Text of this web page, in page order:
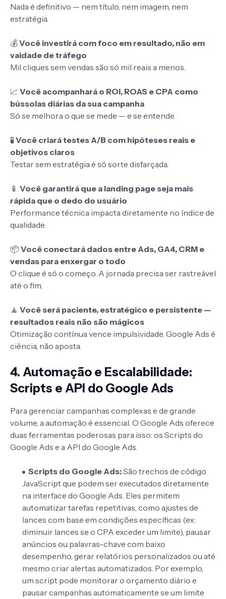
Nada é definitivo — nem título, nem imagem, nem
estratégia.
💰Você investirá com foco em resultado, não em
vaidade de tráfego
Mil cliques sem vendas são só mil reais a menos.
📈 Você acompanhará o ROI, ROAS e CPA como
bússolas diárias da sua campanha
Só se melhora o que se mede — e se entende.
🧪 Você criará testes A/B com hipóteses reais e
objetivos claros
Testar sem estratégia é só sorte disfarçada.
📱 Você garantirá que a landing page seja mais
rápida que o dedo do usuário
Performance técnica impacta diretamente no índice de
qualidade.
📦 Você conectará dados entre Ads, GA4, CRM e
vendas para enxergar o todo
O clique é só o começo. A jornada precisa ser rastreável
até o fim.
🧘 Você será paciente, estratégico e persistente —
resultados reais não são mágicos
Otimização contínua vence impulsividade. Google Ads é
ciência, não aposta.
4. Automação e Escalabilidade:
Scripts e API do Google Ads
Para gerenciar campanhas complexas e de grande
volume, a automação é essencial. O Google Ads oferece
duas ferramentas poderosas para isso: os Scripts do
Google Ads e a API do Google Ads.
Scripts do Google Ads:São trechos de código
JavaScript que podem ser executados diretamente
na interface do Google Ads. Eles permitem
automatizar tarefas repetitivas, como ajustes de
lances com base em condições específicas (ex:
diminuir lances se o CPA exceder um limite), pausar
anúncios ou palavras-chave com baixo
desempenho, gerar relatórios personalizados ou até
mesmo criar alertas automatizados. Por exemplo,
um script pode monitorar o orçamento diário e
pausar campanhas automaticamente se um limite